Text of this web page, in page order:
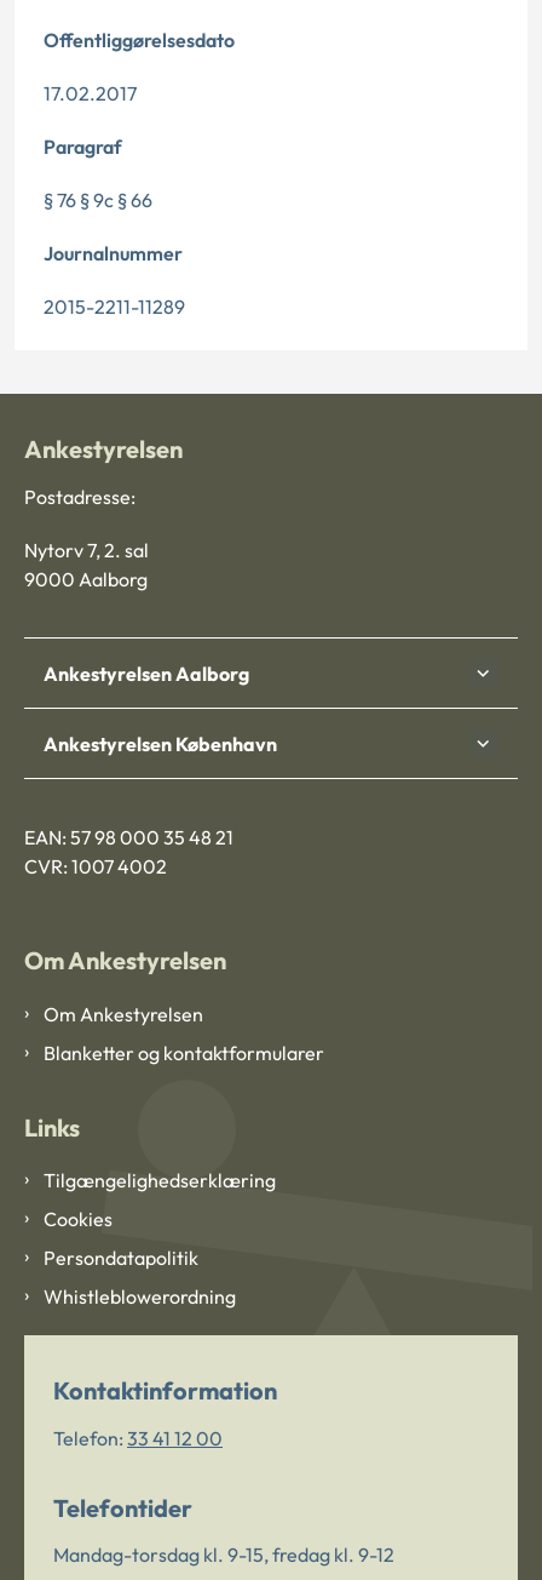
Offentliggørelsesdato
17.02.2017
Paragraf
§ 76 § 9c § 66
Journalnummer
2015-2211-11289
Ankestyrelsen
Postadresse:
Nytorv 7, 2. sal
9000 Aalborg
Ankestyrelsen Aalborg
Ankestyrelsen København
EAN: 57 98 000 35 48 21
CVR: 1007 4002
Om Ankestyrelsen
Om Ankestyrelsen
Blanketter og kontaktformularer
Links
Tilgængelighedserklæring
Cookies
Persondatapolitik
Whistleblowerordning
Kontaktinformation
Telefon: 33 41 12 00
Telefontider
Mandag-torsdag kl. 9-15, fredag kl. 9-12